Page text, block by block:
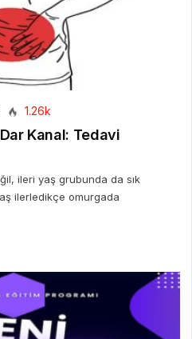
1.26k
Dar Kanal: Tedavi
ileri yaş grubunda da sık
ilerledikçe omurgada